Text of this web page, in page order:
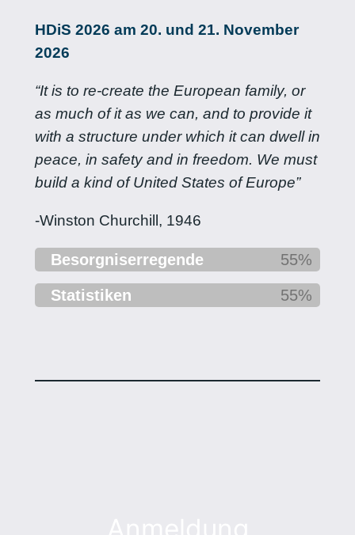
HDiS 2026 am 20. und 21. November
2026
“It is to re-create the European family, or
as much of it as we can, and to provide it
with a structure under which it can dwell in
peace, in safety and in freedom. We must
build a kind of United States of Europe”
-Winston Churchill, 1946
Besorgniserregende 55%
Statistiken 55%